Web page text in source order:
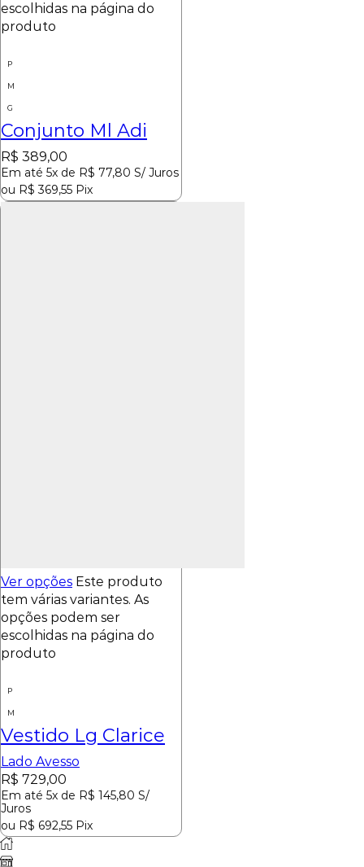
escolhidas na página do
produto
P
M
G
Conjunto Ml Adi
R$ 389,00
Em até 5x de R$ 77,80 S/ Juros
ou R$ 369,55 Pix
Ver opções Este produto
tem várias variantes. As
opções podem ser
escolhidas na página do
produto
P
M
Vestido Lg Clarice
Lado Avesso
R$ 729,00
Em até 5x de R$ 145,80 S/
Juros
ou R$ 692,55 Pix